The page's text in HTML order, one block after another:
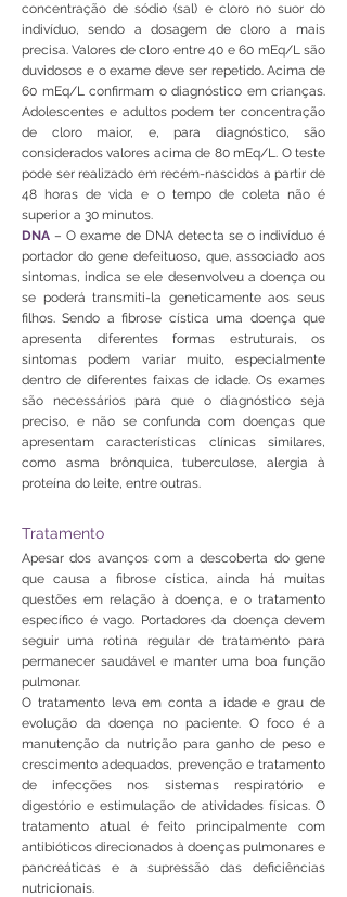
concentração de sódio (sal) e cloro no suor do
indivíduo, sendo a dosagem de cloro a mais
precisa. Valores de cloro entre 40 e 60 mEq/L são
duvidosos e o exame deve ser repetido. Acima de
60 mEq/L confirmam o diagnóstico em crianças.
Adolescentes e adultos podem ter concentração
de cloro maior, e, para diagnóstico, são
considerados valores acima de 80 mEq/L. O teste
pode ser realizado em recém-nascidos a partir de
48 horas de vida e o tempo de coleta não é
superior a 30 minutos.
DNA – O exame de DNA detecta se o indivíduo é
portador do gene defeituoso, que, associado aos
sintomas, indica se ele desenvolveu a doença ou
se poderá transmiti-la geneticamente aos seus
filhos. Sendo a fibrose cística uma doença que
apresenta diferentes formas estruturais, os
sintomas podem variar muito, especialmente
dentro de diferentes faixas de idade. Os exames
são necessários para que o diagnóstico seja
preciso, e não se confunda com doenças que
apresentam características clínicas similares,
como asma brônquica, tuberculose, alergia à
proteína do leite, entre outras.
Tratamento
Apesar dos avanços com a descoberta do gene
que causa a fibrose cística, ainda há muitas
questões em relação à doença, e o tratamento
específico é vago. Portadores da doença devem
seguir uma rotina regular de tratamento para
permanecer saudável e manter uma boa função
pulmonar.
O tratamento leva em conta a idade e grau de
evolução da doença no paciente. O foco é a
manutenção da nutrição para ganho de peso e
crescimento adequados, prevenção e tratamento
de infecções nos sistemas respiratório e
digestório e estimulação de atividades físicas. O
tratamento atual é feito principalmente com
antibióticos direcionados à doenças pulmonares e
pancreáticas e a supressão das deficiências
nutricionais.